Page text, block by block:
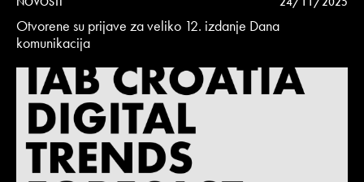
Otvorene su prijave za veliko 12. izdanje Dana
komunikacija